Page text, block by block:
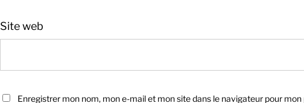
Site web
Enregistrer mon nom, mon e-mail et mon site dans le navigateur pour